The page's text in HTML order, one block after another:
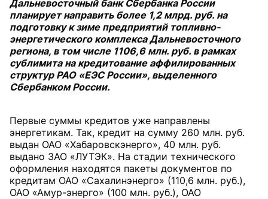
Дальневосточный банк Сбербанка России
планирует направить более 1,2 млрд. руб. на
подготовку к зиме предприятий топливно-
энергетического комплекса Дальневосточного
региона, в том числе 1106,6 млн. руб. в рамках
сублимита на кредитование аффилированных
структур РАО «ЕЭС России», выделенного
Сбербанком России.
Первые суммы кредитов уже направлены
энергетикам. Так, кредит на сумму 260 млн. руб.
выдан ОАО «Хабаровскэнерго», 40 млн. руб.
выдано ЗАО «ЛУТЭК». На стадии технического
оформления находятся пакеты документов по
кредитам ОАО «Сахалинэнерго» (110,6 млн. руб.),
ОАО «Амур-энерго» (100 млн. руб.), ОАО